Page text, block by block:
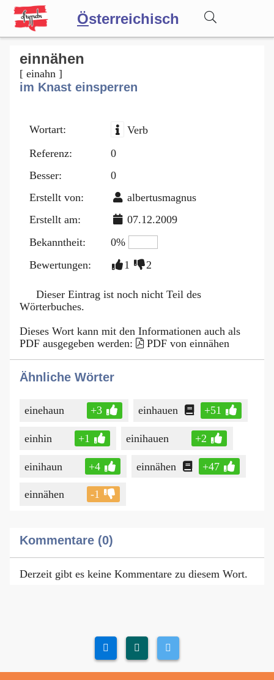
Österreichisch
Wörterbuch
Forum
Blog
einnähen
[ einahn ]
im Knast einsperren
Wortart:
Verb
Referenz:
0
Besser:
0
Erstellt von:
albertusmagnus
Erstellt am:
07.12.2009
Bekanntheit:
0%
Bewertungen:
1 2
Dieser Eintrag ist noch nicht Teil des
Wörterbuches.
Dieses Wort kann mit den Informationen auch als
PDF ausgegeben werden:
PDF von einnähen
Ähnliche Wörter
einehaun +3 einhauen +51
einhin +1 einihauen +2
einihaun +4 einnähen +47
einnähen -1
Kommentare (0)
Derzeit gibt es keine Kommentare zu diesem Wort.